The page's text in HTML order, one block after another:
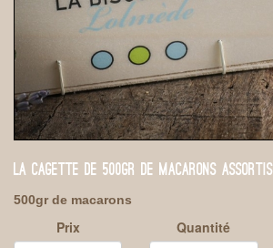
LA CAGETTE DE 500GR DE MACARONS ASSORTIS
500gr de macarons
Prix Quantité